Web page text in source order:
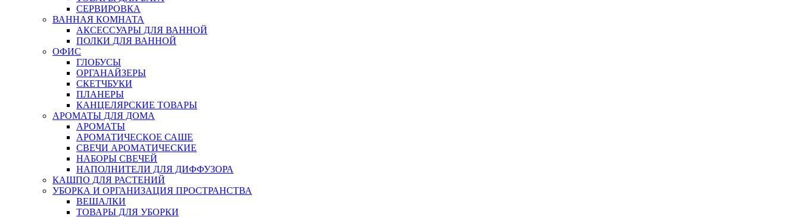
СЕРВИРОВКА
ВАННАЯ КОМНАТА
АКСЕССУАРЫ ДЛЯ ВАННОЙ
ПОЛКИ ДЛЯ ВАННОЙ
ОФИС
ГЛОБУСЫ
ОРГАНАЙЗЕРЫ
СКЕТЧБУКИ
ПЛАНЕРЫ
КАНЦЕЛЯРСКИЕ ТОВАРЫ
АРОМАТЫ ДЛЯ ДОМА
АРОМАТЫ
АРОМАТИЧЕСКОЕ САШЕ
СВЕЧИ АРОМАТИЧЕСКИЕ
НАБОРЫ СВЕЧЕЙ
НАПОЛНИТЕЛИ ДЛЯ ДИФФУЗОРА
КАШПО ДЛЯ РАСТЕНИЙ
УБОРКА И ОРГАНИЗАЦИЯ ПРОСТРАНСТВА
ВЕШАЛКИ
ТОВАРЫ ДЛЯ УБОРКИ